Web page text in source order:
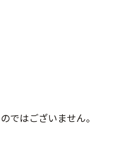
ではございません。